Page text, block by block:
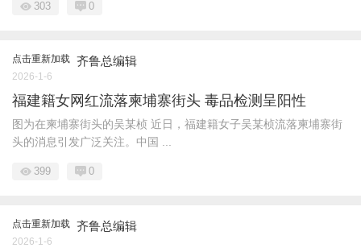
303 0
点击重新加载 齐鲁总编辑
2026-1-6
福建籍女网红流落柬埔寨街头 毒品检测呈阳性
图为在柬埔寨街头的吴某桢 近日，福建籍女子吴某桢流落柬埔寨街
头的消息引发广泛关注。中国 ...
399 0
点击重新加载 齐鲁总编辑
2026-1-6